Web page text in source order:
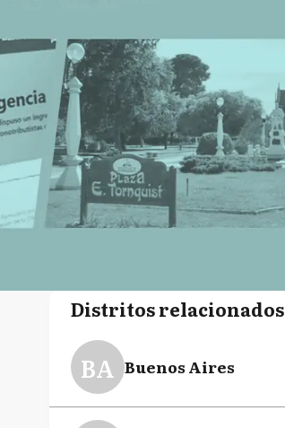
Distritos relacionados
BA Buenos Aires